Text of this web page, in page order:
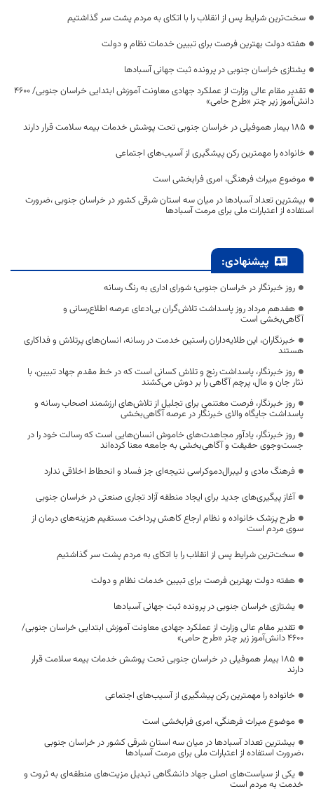
سخت‌ترین شرایط پس از انقلاب را با اتکای به مردم پشت سر گذاشتیم
هفته دولت بهترین فرصت برای تبیین خدمات نظام و دولت
یشتازی خراسان جنوبی در پرونده ثبت جهانی آسبادها
تقدیر مقام عالی وزارت از عملکرد جهادی معاونت آموزش ابتدایی خراسان جنوبی/ ۴۶۰۰
دانش‌آموز زیر چتر «طرح حامی»
۱۸۵ بیمار هموفیلی در خراسان جنوبی تحت پوشش خدمات بیمه سلامت قرار دارند
خانواده را مهمترین رکن پیشگیری از آسیب‌های اجتماعی
موضوع میراث فرهنگی، امری فرابخشی است
بیشترین تعداد آسبادها در میان سه استان شرقی کشور در خراسان جنوبی ،ضرورت
استفاده از اعتبارات ملی برای مرمت آسبادها
پیشنهادی:
روز خبرنگار در خراسان جنوبی؛ شورای اداری به رنگ رسانه
هفدهم مرداد روز پاسداشت تلاش‌گران بی‌ادعای عرصه اطلاع‌رسانی و
آگاهی‌بخشی است
خبرنگاران، این طلایه‌داران راستین خدمت در رسانه، انسان‌های پرتلاش و فداکاری
هستند
روز خبرنگار، پاسداشت رنج و تلاش کسانی است که در خط مقدم جهاد تبیین، با
نثار جان و مال، پرچم آگاهی را بر دوش می‌کشند
روز خبرنگار، فرصت مغتنمی برای تجلیل از تلاش‌های ارزشمند اصحاب رسانه و
پاسداشت جایگاه والای خبرنگار در عرصه آگاهی‌بخشی
روز خبرنگار، یادآور مجاهدت‌های خاموش انسان‌هایی است که رسالت خود را در
جست‌وجوی حقیقت و آگاهی‌بخشی به جامعه معنا کرده‌اند
فرهنگ مادی و لیبرال‌دموکراسی نتیجه‌ای جز فساد و انحطاط اخلاقی ندارد
آغاز پیگیری‌های جدید برای ایجاد منطقه آزاد تجاری صنعتی در خراسان جنوبی
طرح پزشک خانواده و نظام ارجاع کاهش پرداخت مستقیم هزینه‌های درمان از
سوی مردم است
سخت‌ترین شرایط پس از انقلاب را با اتکای به مردم پشت سر گذاشتیم
هفته دولت بهترین فرصت برای تبیین خدمات نظام و دولت
یشتازی خراسان جنوبی در پرونده ثبت جهانی آسبادها
تقدیر مقام عالی وزارت از عملکرد جهادی معاونت آموزش ابتدایی خراسان جنوبی/
۴۶۰۰ دانش‌آموز زیر چتر «طرح حامی»
۱۸۵ بیمار هموفیلی در خراسان جنوبی تحت پوشش خدمات بیمه سلامت قرار
دارند
خانواده را مهمترین رکن پیشگیری از آسیب‌های اجتماعی
موضوع میراث فرهنگی، امری فرابخشی است
بیشترین تعداد آسبادها در میان سه استان شرقی کشور در خراسان جنوبی
،ضرورت استفاده از اعتبارات ملی برای مرمت آسبادها
یکی از سیاست‌های اصلی جهاد دانشگاهی تبدیل مزیت‌های منطقه‌ای به ثروت و
خدمت به مردم است